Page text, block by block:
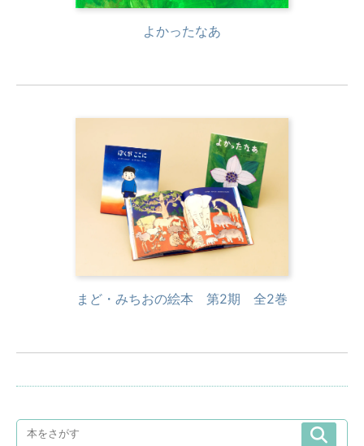
よかったなあ
まど・みちおの絵本 第2期 全2巻